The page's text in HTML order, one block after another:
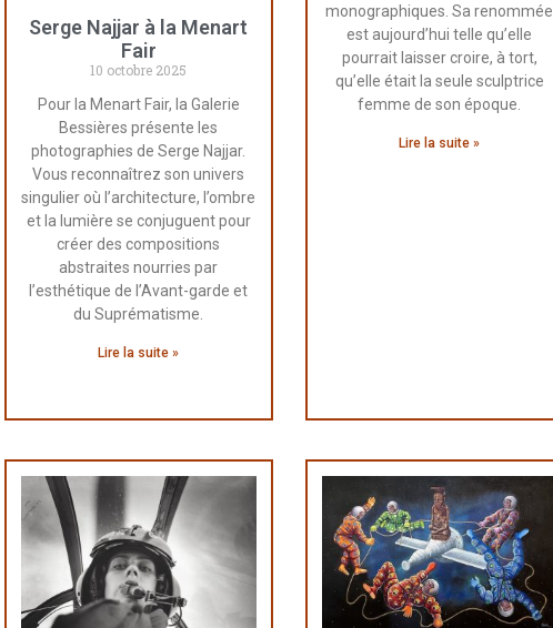
Serge Najjar à la Menart
Fair
10 octobre 2025
Pour la Menart Fair, la Galerie
Bessières présente les
photographies de Serge Najjar.
Vous reconnaîtrez son univers
singulier où l’architecture, l’ombre
et la lumière se conjuguent pour
créer des compositions
abstraites nourries par
l’esthétique de l’Avant-garde et
du Suprématisme.
Lire la suite »
monographiques. Sa renommée
est aujourd’hui telle qu’elle
pourrait laisser croire, à tort,
qu’elle était la seule sculptrice
femme de son époque.
Lire la suite »